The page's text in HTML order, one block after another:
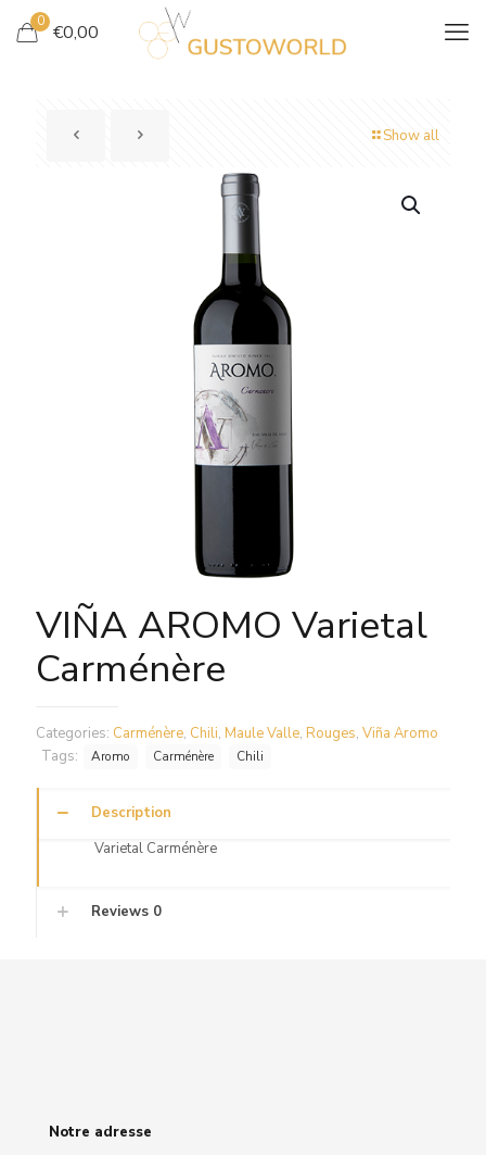
0 €0,00
Show all
VIÑA AROMO Varietal
Carménère
Categories: Carménère, Chili, Maule Valle, Rouges, Viña Aromo
Tags:
Aromo Carménère Chili
Description
Varietal Carménère
Reviews 0
Notre adresse